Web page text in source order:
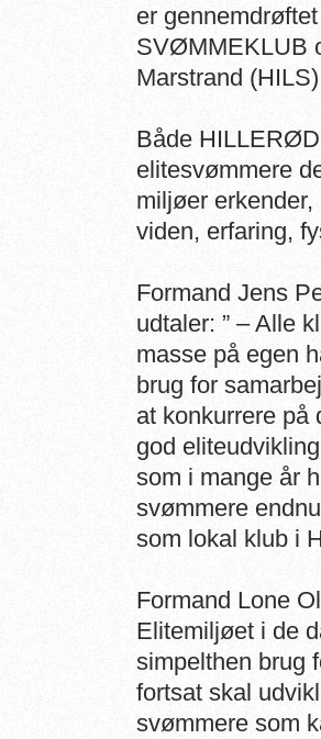
er
SVØMMEKLUB
Marstrand
Både
elitesvømmere
miljøer
viden, erfaring,
Formand Jens
udtaler: ” – Alle
masse på egen
brug for
at konkurrere på
god
som i mange år
svømmere
som lokal klub i
Formand Lone
Elitemiljøet i de
simpelthen brug
fortsat skal
svømmere som